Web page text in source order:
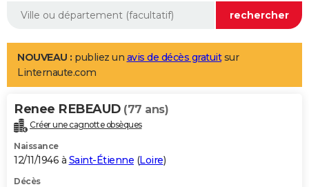
Aménagement intérieur
LIFESTYLE
Art de vivre
Bien-être
Loisirs
Mode
Modes de vie
Alimentation
Guide de la santé
Maladies
Médicaments
Sommeil
VOYAGE
Destinations
City break
Voyage nature
Voyage de noces
Forum
Climat
+PHOTO
GUIDES D'ACHAT
NOUVEAU : publiez un avis de décès gratuitsur
Linternaute.com
Renee REBEAUD (77 ans)
Créer une cagnotte obsèques
Naissance
12/11/1946 à Saint-Étienne (Loire)
Décès